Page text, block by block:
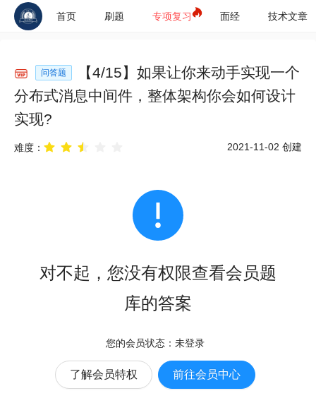
首页 刷题 专项复习 面经 技术文章
问答题 【4/15】 如果让你来动手实现一个
分布式消息中间件，整体架构你会如何设计
实现?
难度： 2021-11-02 创建
对不起，您没有权限查看会员题
库的答案
您的会员状态： 未登录
了解会员特权 前往会员中心